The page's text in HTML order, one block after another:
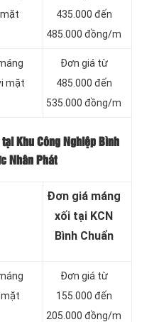
435.000 đến
485.000 đồng/m
mặt
Đơn giá từ
485.000 đến
535.000 đồng/m
Khu Công Nghiệp Bình
Nhân Phát
Đơn giá máng
xối tại KCN
Bình Chuẩn
mặt
Đơn giá từ
155.000 đến
205.000 đồng/m